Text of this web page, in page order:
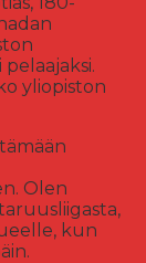
yliopiston
Olen
kun